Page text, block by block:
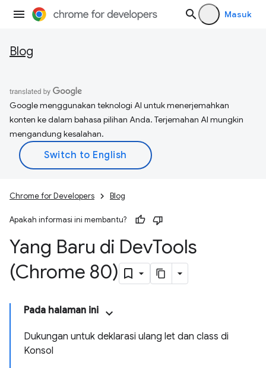
Masuk
Blog
Google menggunakan teknologi AI untuk menerjemahkan
konten ke dalam bahasa pilihan Anda. Terjemahan AI mungkin
mengandung kesalahan.
Chrome for Developers Blog
Apakah informasi ini membantu?
Yang Baru di DevTools
(Chrome 80)
Pada halaman ini
Dukungan untuk deklarasi ulang let dan class di
Konsol